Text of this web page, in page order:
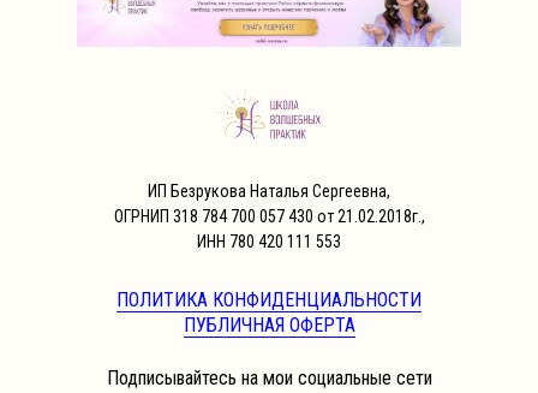
ПОЛИТИКА КОНФИДЕНЦИАЛЬНОСТИ
ПУБЛИЧНАЯ ОФЕРТА
ИП Безрукова Наталья Сергеевна,
ОГРНИП 318 784 700 057 430 от 21.02.2018г.,
ИНН 780 420 111 553
Подписывайтесь на мои социальные сети